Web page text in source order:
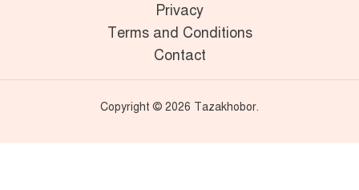
Privacy
Terms and Conditions
Contact
Copyright © 2026 Tazakhobor.